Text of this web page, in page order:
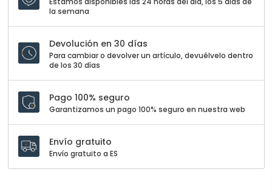
la semana
Devolución en 30 días
Para cambiar o devolver un artículo, devuélvelo dentro
de los 30 días
Pago 100% seguro
Garantizamos un pago 100% seguro en nuestra web
Envío gratuito
Envío gratuito a ES